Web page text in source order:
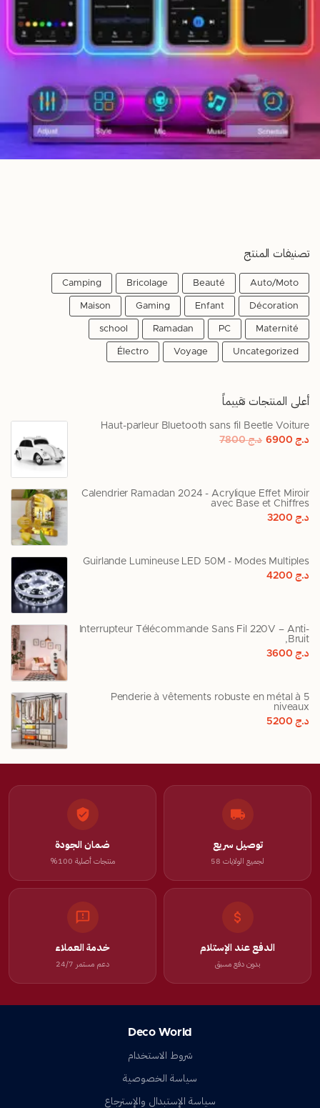
تصنيفات المنتج
Auto/Moto
Beauté
Bricolage
Camping
Décoration
Enfant
Gaming
Maison
Maternité
PC
Ramadan
school
Uncategorized
Voyage
Électro
أعلى المنتجات تقييماً
Haut-parleur Bluetooth sans fil Beetle Voiture
د.ج6900 د.ج7800
Calendrier Ramadan 2024 - Acrylique Effet Miroir
avec Base et Chiffres
د.ج3200
Guirlande Lumineuse LED 50M - Modes Multiples
د.ج4200
Interrupteur Télécommande Sans Fil 220V – Anti-
Bruit,
د.ج3600
Penderie à vêtements robuste en métal à 5
niveaux
د.ج5200
توصيل سريع
لجميع الولايات 58
ضمان الجودة
منتجات أصلية 100%
الدفع عند الإستلام
بدون دفع مسبق
خدمة العملاء
دعم مستمر 24/7
Deco World
شروط الاستخدام
سياسة الخصوصية
سياسة الإستبدال والإسترجاع